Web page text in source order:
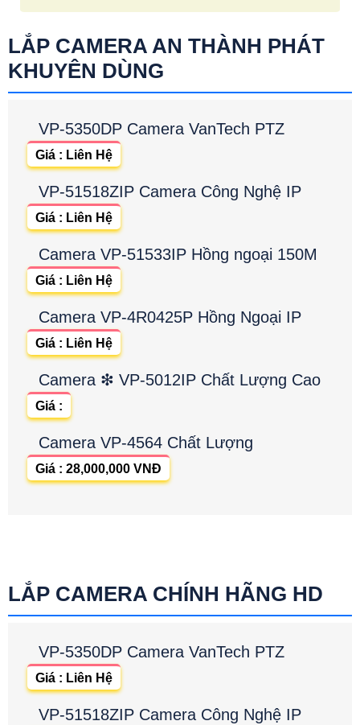
LẮP CAMERA AN THÀNH PHÁT
KHUYÊN DÙNG
VP-5350DP Camera VanTech PTZ
Giá : Liên Hệ
VP-51518ZIP Camera Công Nghệ IP
Giá : Liên Hệ
Camera VP-51533IP Hồng ngoại 150M
Giá : Liên Hệ
Camera VP-4R0425P Hồng Ngoại IP
Giá : Liên Hệ
Camera ❇ VP-5012IP Chất Lượng Cao
Giá :
Camera VP-4564 Chất Lượng
Giá : 28,000,000 VNĐ
LẮP CAMERA CHÍNH HÃNG HD
VP-5350DP Camera VanTech PTZ
Giá : Liên Hệ
VP-51518ZIP Camera Công Nghệ IP